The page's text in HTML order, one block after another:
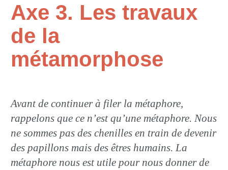
Axe 3. Les travaux
de la
métamorphose
Avant de continuer à filer la métaphore,
rappelons que ce n’est qu’une métaphore. Nous
ne sommes pas des chenilles en train de devenir
des papillons mais des êtres humains. La
métaphore nous est utile pour nous donner de